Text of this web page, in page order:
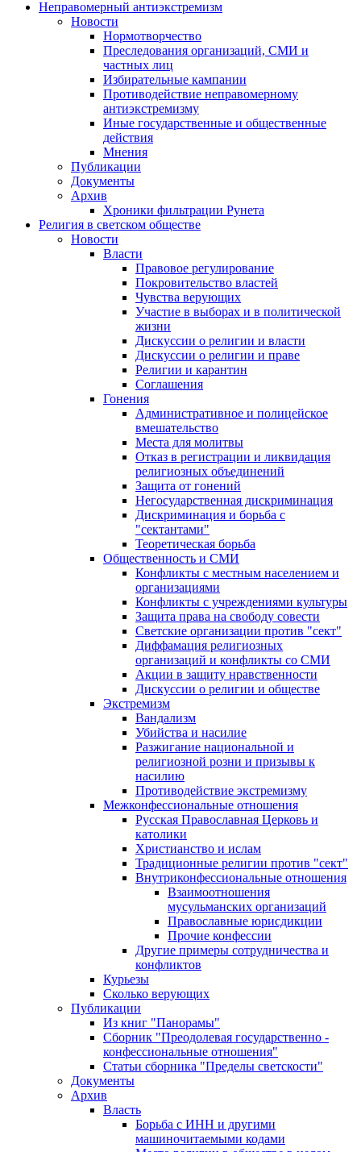
Неправомерный антиэкстремизм
Новости
Нормотворчество
Преследования организаций, СМИ и
частных лиц
Избирательные кампании
Противодействие неправомерному
антиэкстремизму
Иные государственные и общественные
действия
Мнения
Публикации
Документы
Архив
Хроники фильтрации Рунета
Религия в светском обществе
Новости
Власти
Правовое регулирование
Покровительство властей
Чувства верующих
Участие в выборах и в политической
жизни
Дискуссии о религии и власти
Дискуссии о религии и праве
Религии и карантин
Соглашения
Гонения
Административное и полицейское
вмешательство
Места для молитвы
Отказ в регистрации и ликвидация
религиозных объединений
Защита от гонений
Негосударственная дискриминация
Дискриминация и борьба с
"сектантами"
Теоретическая борьба
Общественность и СМИ
Конфликты с местным населением и
организациями
Конфликты с учреждениями культуры
Защита права на свободу совести
Светские организации против "сект"
Диффамация религиозных
организаций и конфликты со СМИ
Акции в защиту нравственности
Дискуссии о религии и обществе
Экстремизм
Вандализм
Убийства и насилие
Разжигание национальной и
религиозной розни и призывы к
насилию
Противодействие экстремизму
Межконфессиональные отношения
Русская Православная Церковь и
католики
Христианство и ислам
Традиционные религии против "сект"
Внутриконфессиональные отношения
Взаимоотношения
мусульманских организаций
Православные юрисдикции
Прочие конфессии
Другие примеры сотрудничества и
конфликтов
Курьезы
Сколько верующих
Публикации
Из книг "Панорамы"
Сборник "Преодолевая государственно -
конфессиональные отношения"
Статьи сборника "Пределы светскости"
Документы
Архив
Власть
Борьба с ИНН и другими
машиночитаемыми кодами